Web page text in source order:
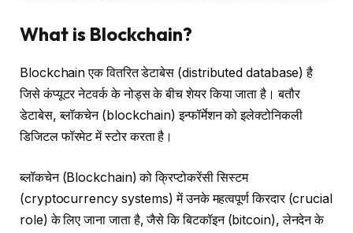
What is Blockchain?
Blockchain एक वितरित डेटाबेस (distributed database) है
जिसे कंप्यूटर नेटवर्क के नोड्स के बीच शेयर किया जाता है। बतौर
डेटाबेस, ब्लॉकचेन (blockchain) इन्फॉर्मेशन को इलेक्टोनिकली
डिजिटल फॉरमेट में स्टोर करता है।
ब्लॉकचेन (Blockchain) को क्रिप्टोकरेंसी सिस्टम
(cryptocurrency systems) में उनके महत्वपूर्ण किरदार (crucial
role) के लिए जाना जाता है, जैसे कि बिटकॉइन (bitcoin), लेनदेन के